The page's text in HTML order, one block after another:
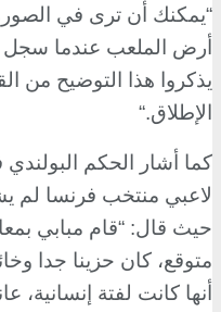
أرض الملعب عندما سجل
الإطلاق“.
كما أشار الحكم
لاعبي منتخب فرنسا لم
حيث قال: “قام مبابي
متوقع، كان حزينا جدا
أنها كانت لفتة إنسانية،